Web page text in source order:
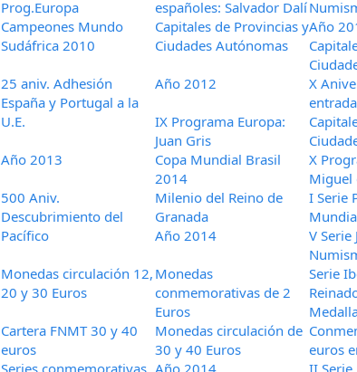
Prog.Europa
españoles: Salvador Dalí
Campeones Mundo
Sudáfrica 2010
Capitales de Provincias y
Ciudades Autónomas
Año
25 aniv. Adhesión
España y Portugal a la
U.E.
Año 2012
X
IX Programa Europa:
Juan Gris
Año 2013
Copa Mundial Brasil
2014
X
Miguel
500 Aniv.
Descubrimiento del
Pacífico
Milenio del Reino de
Granada
I Serie
Año 2014
V Serie
Monedas circulación 12,
20 y 30 Euros
Monedas
conmemorativas de 2
Euros
Serie
Cartera FNMT 30 y 40
euros
Monedas circulación de
30 y 40 Euros
euros
Series conmemorativas Año 2014
II